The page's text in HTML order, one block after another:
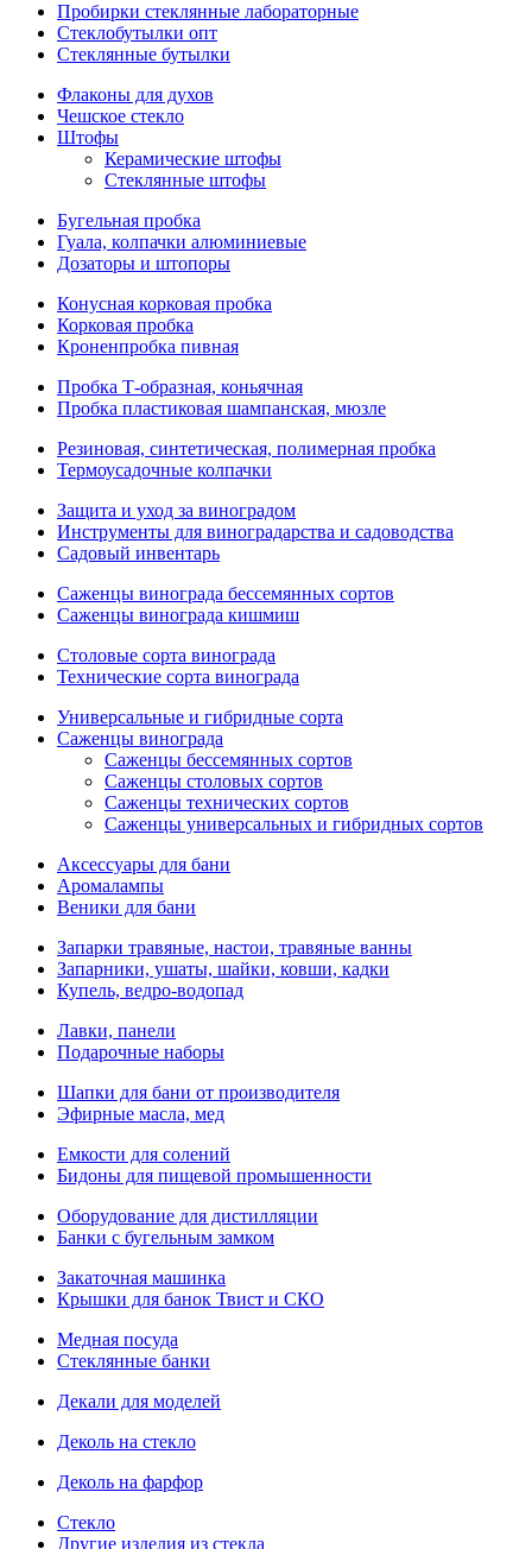
Пробирки стеклянные лабораторные
Стеклобутылки опт
Стеклянные бутылки
Флаконы для духов
Чешское стекло
Штофы
Керамические штофы
Стеклянные штофы
Бугельная пробка
Гуала, колпачки алюминиевые
Дозаторы и штопоры
Конусная корковая пробка
Корковая пробка
Кроненпробка пивная
Пробка Т-образная, коньячная
Пробка пластиковая шампанская, мюзле
Резиновая, синтетическая, полимерная пробка
Термоусадочные колпачки
Защита и уход за виноградом
Инструменты для виноградарства и садоводства
Садовый инвентарь
Саженцы винограда бессемянных сортов
Саженцы винограда кишмиш
Столовые сорта винограда
Технические сорта винограда
Универсальные и гибридные сорта
Саженцы винограда
Саженцы бессемянных сортов
Саженцы столовых сортов
Саженцы технических сортов
Саженцы универсальных и гибридных сортов
Аксессуары для бани
Аромалампы
Веники для бани
Запарки травяные, настои, травяные ванны
Запарники, ушаты, шайки, ковши, кадки
Купель, ведро-водопад
Лавки, панели
Подарочные наборы
Шапки для бани от производителя
Эфирные масла, мед
Емкости для солений
Бидоны для пищевой промышенности
Оборудование для дистилляции
Банки с бугельным замком
Закаточная машинка
Крышки для банок Твист и СКО
Медная посуда
Стеклянные банки
Декали для моделей
Деколь на стекло
Деколь на фарфор
Стекло
Другие изделия из стекла